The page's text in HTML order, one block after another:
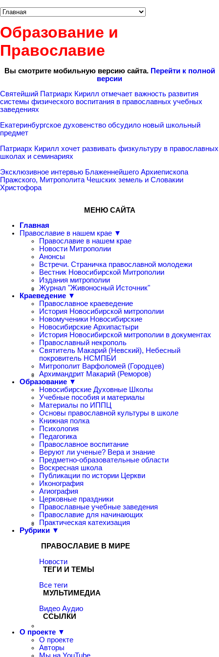
Образование и
Православие
Вы смотрите мобильную версию сайта. Перейти к полной
версии
Святейший Патриарх Кирилл отмечает важность развития
системы физического воспитания в православных учебных
заведениях
Екатеринбургское духовенство обсудило новый школьный
предмет
Патриарх Кирилл хочет развивать физкультуру в православных
школах и семинариях
Эксклюзивное интервью Блаженнейшего Архиепископа
Пражского, Митрополита Чешских земель и Словакии
Христофора
МЕНЮ САЙТА
Главная
Православие в нашем крае ▼
Православие в нашем крае
Новости Митрополии
Анонсы
Встречи. Страничка православной молодежи
Вестник Новосибирской Митрополии
Издания митрополии
Журнал "Живоносный Источник"
Краеведение ▼
Православное краеведение
История Новосибирской митрополии
Новомученики Новосибирские
Новосибирские Архипастыри
История Новосибирской митрополии в документах
Православный некрополь
Святитель Макарий (Невский), Небесный
покровитель НСМПБИ
Митрополит Варфоломей (Городцев)
Архимандрит Макарий (Реморов)
Образование ▼
Новосибирские Духовные Школы
Учебные пособия и материалы
Материалы по ИППЦ
Основы православной культуры в школе
Книжная полка
Психология
Педагогика
Православное воспитание
Веруют ли ученые? Вера и знание
Предметно-образовательные области
Воскресная школа
Публикации по истории Церкви
Иконография
Агиография
Церковные праздники
Православные учебные заведения
Православие для начинающих
Практическая катехизация
Рубрики ▼
ПРАВОСЛАВИЕ В МИРЕ
Новости
ТЕГИ И ТЕМЫ
Все теги
МУЛЬТИМЕДИА
Видео Аудио
ССЫЛКИ
О проекте ▼
О проекте
Авторы